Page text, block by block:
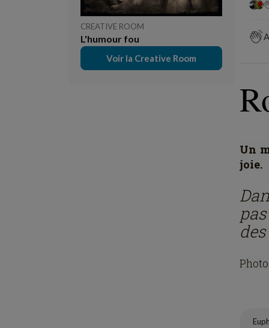
CREATIVE ROOM
L'humour fou
Voir la Creative Room
Un
joie.